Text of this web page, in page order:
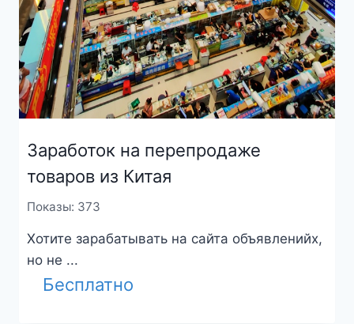
Заработок на перепродаже
товаров из Китая
Показы: 373
Хотите зарабатывать на сайта объявленийх,
но не ...
Бесплатно